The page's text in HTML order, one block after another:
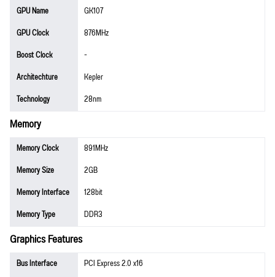
GPU Name
GK107
GPU Clock
876MHz
Boost Clock
-
Architechture
Kepler
Technology
28nm
Memory
Memory Clock
891MHz
Memory Size
2GB
Memory Interface
128bit
Memory Type
DDR3
Graphics Features
Bus Interface
PCI Express 2.0 x16